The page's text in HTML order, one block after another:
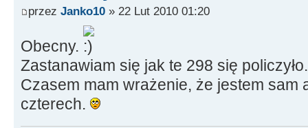
przez Janko10 » 22 Lut 2010 01:20
Obecny.
Zastanawiam się jak te 298 się
Czasem mam wrażenie, że jestem sam
czterech.